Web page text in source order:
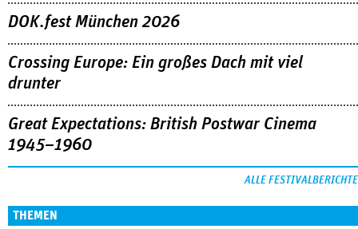
DOK.fest München 2026
Crossing Europe: Ein großes Dach mit viel
drunter
Great Expectations: British Postwar Cinema
1945–1960
ALLE FESTIVALBERICHTE
THEMEN